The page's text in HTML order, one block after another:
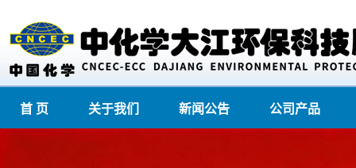
首 页 关于我们 新闻公告 公司产品